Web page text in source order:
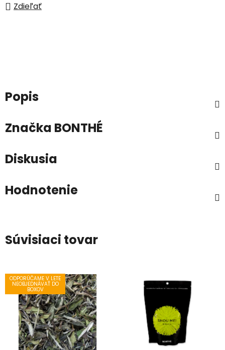
Zdieľať
Popis
Značka BONTHÉ
Diskusia
Hodnotenie
Súvisiaci tovar
ODPORÚČAME V LETE
NEOBJEDNÁVAŤ DO
BOXOV